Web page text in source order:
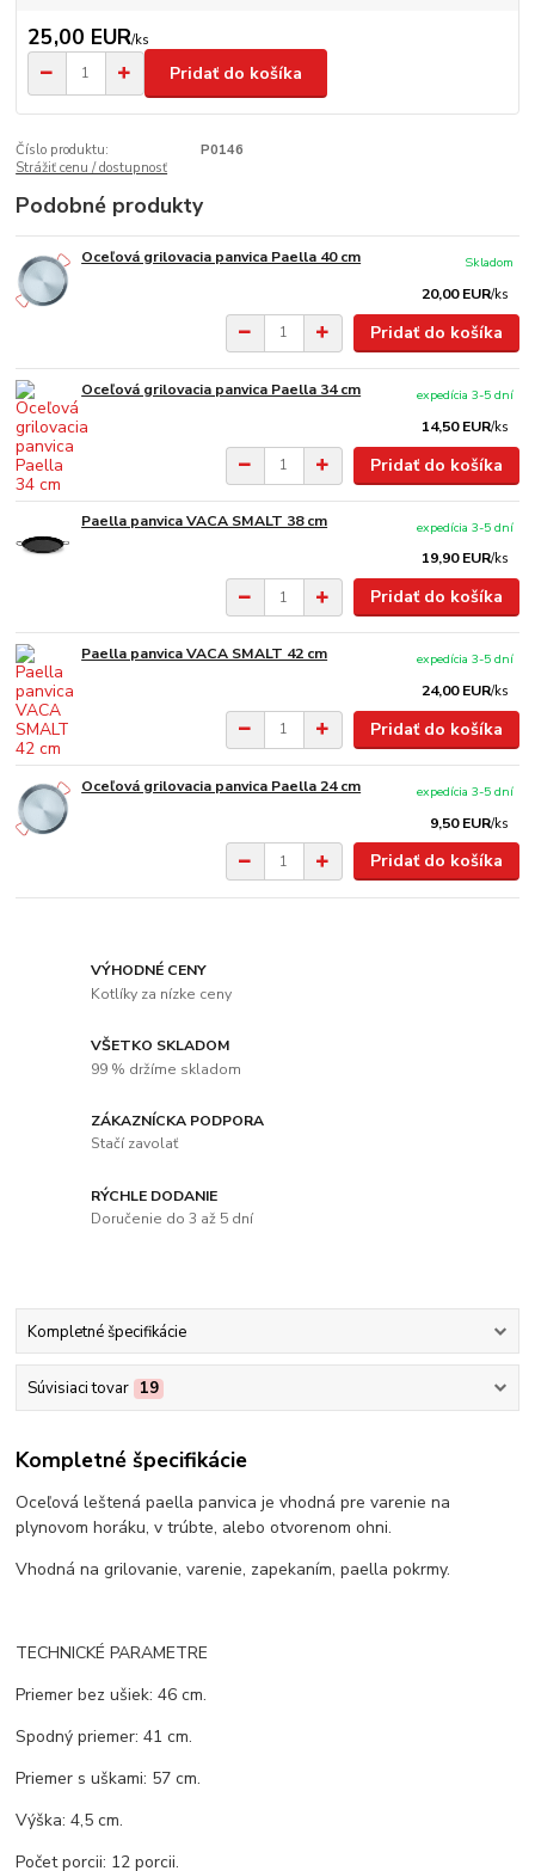
25,00 EUR/ks
Pridať do košíka
Číslo produktu:
P0146
Strážiť cenu / dostupnosť
Podobné produkty
Oceľová grilovacia panvica Paella 40 cm
20,00 EUR/ks
Skladom
Pridať do košíka
Oceľová grilovacia panvica Paella 34 cm
14,50 EUR/ks
expedícia 3-5 dní
Pridať do košíka
Paella panvica VACA SMALT 38 cm
19,90 EUR/ks
expedícia 3-5 dní
Pridať do košíka
Paella panvica VACA SMALT 42 cm
24,00 EUR/ks
expedícia 3-5 dní
Pridať do košíka
Oceľová grilovacia panvica Paella 24 cm
9,50 EUR/ks
expedícia 3-5 dní
Pridať do košíka
VÝHODNÉ CENY
Kotlíky za nízke ceny
VŠETKO SKLADOM
99 % držíme skladom
ZÁKAZNÍCKA PODPORA
Stačí zavolať
RÝCHLE DODANIE
Doručenie do 3 až 5 dní
Kompletné špecifikácie
Súvisiaci tovar 19
Kompletné špecifikácie
Oceľová leštená paella panvica je vhodná pre varenie na
plynovom horáku, v trúbte, alebo otvorenom ohni.
Vhodná na grilovanie, varenie, zapekaním, paella pokrmy.
TECHNICKÉ PARAMETRE
Priemer bez ušiek: 46 cm.
Spodný priemer: 41 cm.
Priemer s uškami: 57 cm.
Výška: 4,5 cm.
Počet porcii: 12 porcii.